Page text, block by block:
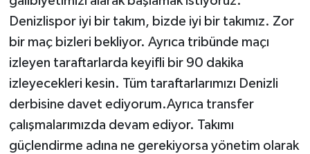
Denizlispor iyi bir takım, bizde iyi bir takımız. Zor
bir maç bizleri bekliyor. Ayrıca tribünde maçı
izleyen taraftarlarda keyifli bir 90 dakika
izleyecekleri kesin. Tüm taraftarlarımızı Denizli
derbisine davet ediyorum.Ayrıca transfer
çalışmalarımızda devam ediyor. Takımı
güçlendirme adına ne gerekiyorsa yönetim olarak